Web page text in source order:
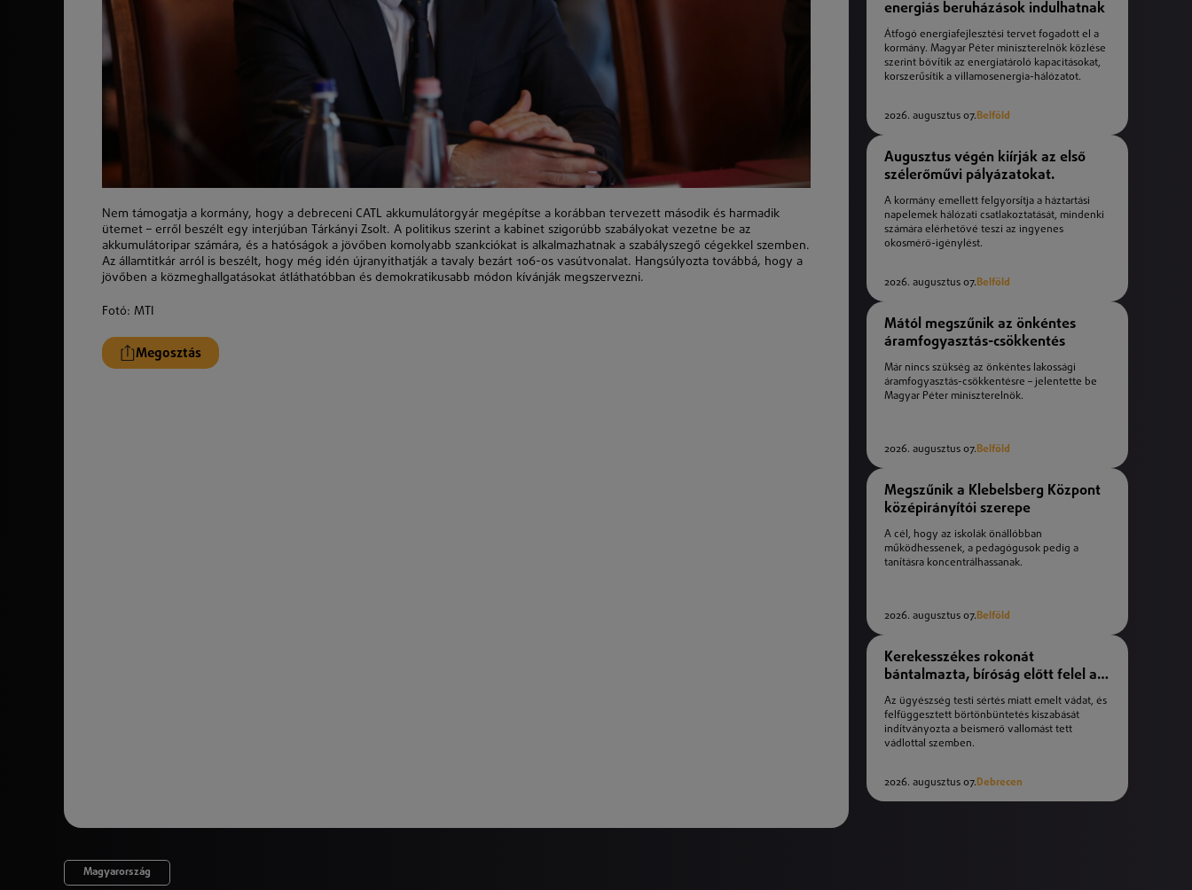
Nem támogatja a kormány, hogy a debreceni CATL akkumulátorgyár megépítse a korábban tervezett második és harmadik
ütemet – erről beszélt egy interjúban Tárkányi Zsolt. A politikus szerint a kabinet szigorúbb szabályokat vezetne be az
akkumulátoripar számára, és a hatóságok a jövőben komolyabb szankciókat is alkalmazhatnak a szabályszegő cégekkel szemben.
Az államtitkár arról is beszélt, hogy még idén újranyithatják a tavaly bezárt 106-os vasútvonalat. Hangsúlyozta továbbá, hogy a
jövőben a közmeghallgatásokat átláthatóbban és demokratikusabb módon kívánják megszervezni.
Fotó: MTI
Megosztás
energiás beruházások indulhatnak
Átfogó energiafejlesztési tervet fogadott el a
kormány. Magyar Péter miniszterelnök közlése
szerint bővítik az energiatároló kapacitásokat,
korszerűsítik a villamosenergia-hálózatot.
2026. augusztus 07.Belföld
Augusztus végén kiírják az első
szélerőművi pályázatokat.
A kormány emellett felgyorsítja a háztartási
napelemek hálózati csatlakoztatását, mindenki
számára elérhetővé teszi az ingyenes
okosmérő-igénylést.
2026. augusztus 07.Belföld
Mától megszűnik az önkéntes
áramfogyasztás-csökkentés
Már nincs szükség az önkéntes lakossági
áramfogyasztás-csökkentésre – jelentette be
Magyar Péter miniszterelnök.
2026. augusztus 07.Belföld
Megszűnik a Klebelsberg Központ
középirányítói szerepe
A cél, hogy az iskolák önállóbban
működhessenek, a pedagógusok pedig a
tanításra koncentrálhassanak.
2026. augusztus 07.Belföld
Kerekesszékes rokonát
bántalmazta, bíróság előtt felel a
férfi
Az ügyészség testi sértés miatt emelt vádat, és
felfüggesztett börtönbüntetés kiszabását
indítványozta a beismerő vallomást tett
vádlottal szemben.
2026. augusztus 07.Debrecen
Magyarország